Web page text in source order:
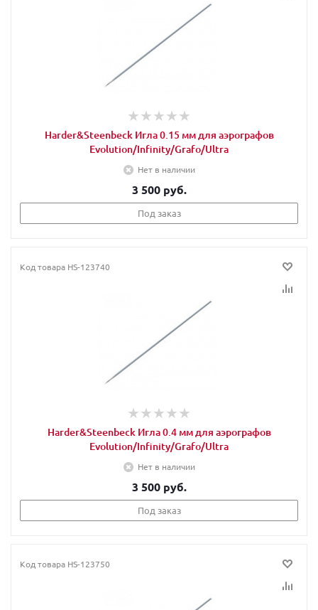
Harder&Steenbeck Игла 0.15 мм для аэрографов
Evolution/Infinity/Grafo/Ultra
Нет в наличии
3 500 руб.
Под заказ
Код товара HS-123740
Harder&Steenbeck Игла 0.4 мм для аэрографов
Evolution/Infinity/Grafo/Ultra
Нет в наличии
3 500 руб.
Под заказ
Код товара HS-123750